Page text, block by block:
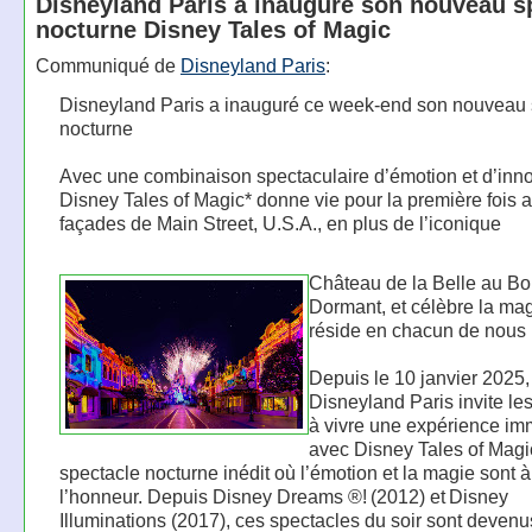
nocturne Disney Tales of Magic
Communiqué de Disneyland Paris:
Disneyland Paris a inauguré ce week-end son nouveau
nocturne
Avec une combinaison spectaculaire d’émotion et
Disney Tales of Magic* donne vie pour la première fois
façades de Main Street, U.S.A., en plus de l’iconique
Château de la Belle au
Dormant, et célèbre la
réside en chacun de nous
Depuis le 10 janvier 2025,
Disneyland Paris invite
à vivre une expérience
avec Disney Tales of
spectacle nocturne inédit où l’émotion et la magie sont à
l’honneur. Depuis Disney Dreams ®! (2012) et Disney
Illuminations (2017), ces spectacles du soir sont